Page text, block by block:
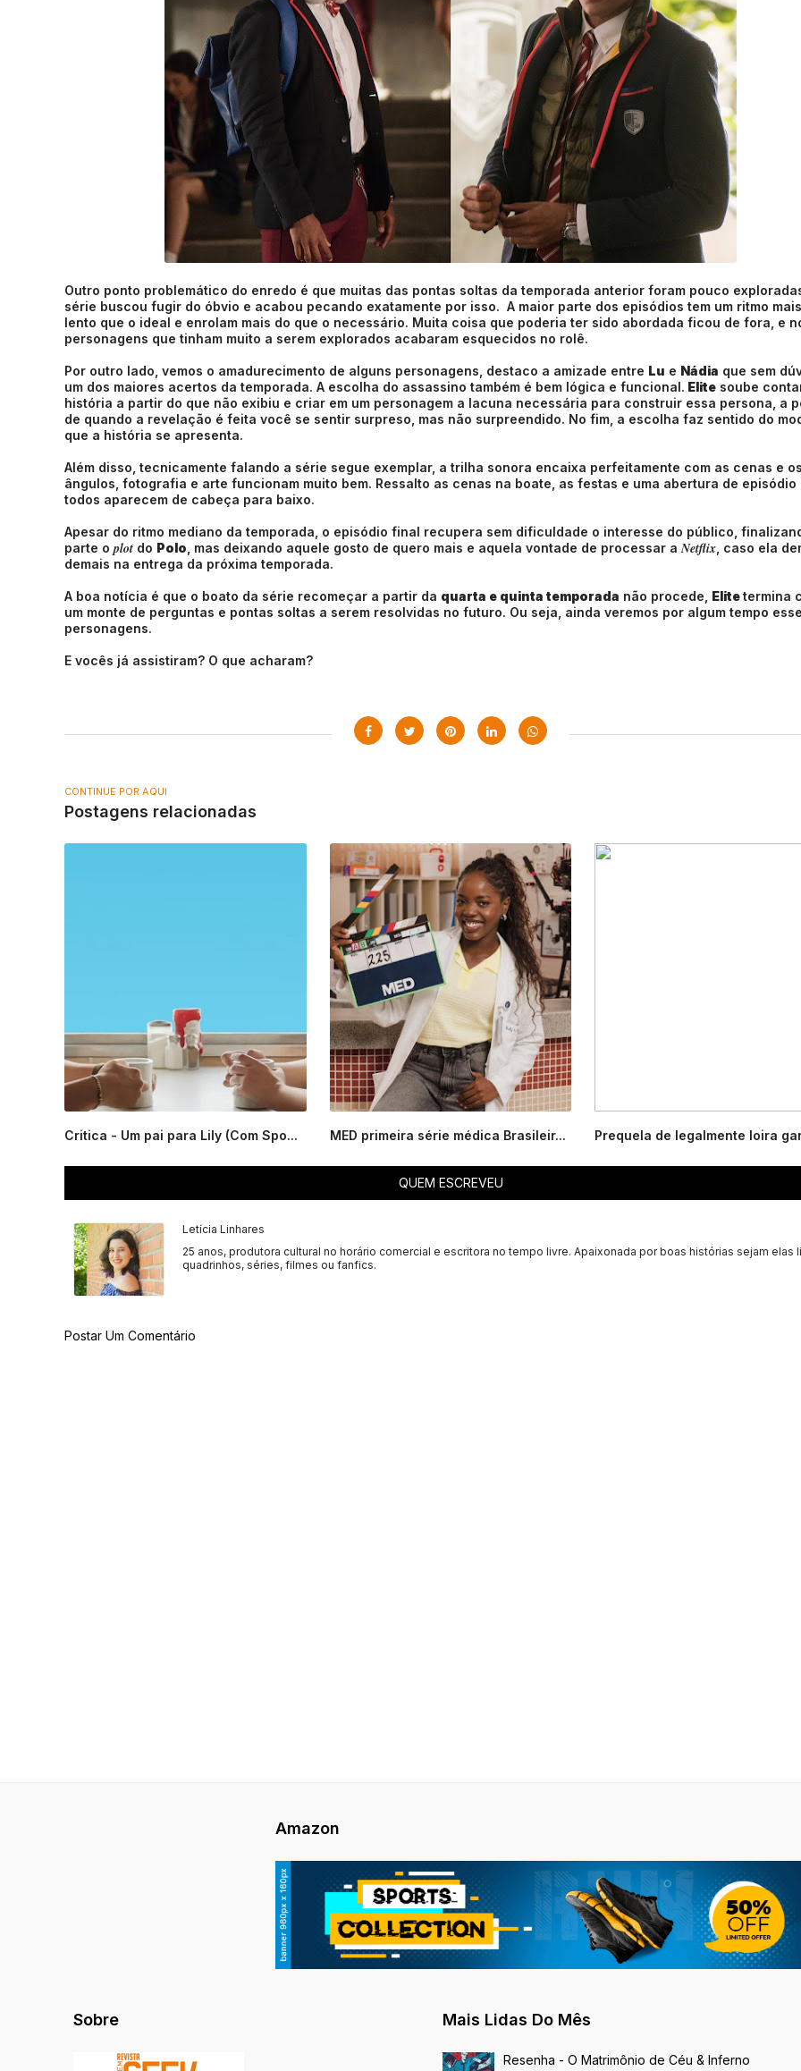
Outro ponto problemático do enredo é que muitas das pontas soltas da temporada anterior foram pouco
série buscou fugir do óbvio e acabou pecando exatamente por isso. A maior parte dos episódios tem um ritmo mais
lento que o ideal e enrolam mais do que o necessário. Muita coisa que poderia ter sido abordada ficou de fora, e
personagens que tinham muito a serem explorados acabaram esquecidos no rolê.
Por outro lado, vemos o amadurecimento de alguns personagens, destaco a amizade entre Lu e Nádia que sem
um dos maiores acertos da temporada. A escolha do assassino também é bem lógica e funcional. Elite soube
história a partir do que não exibiu e criar em um personagem a lacuna necessária para construir essa persona, a
de quando a revelação é feita você se sentir surpreso, mas não surpreendido. No fim, a escolha faz sentido do
que a história se apresenta.
Além disso, tecnicamente falando a série segue exemplar, a trilha sonora encaixa perfeitamente com as cenas e os
ângulos, fotografia e arte funcionam muito bem. Ressalto as cenas na boate, as festas e uma abertura de episódio
todos aparecem de cabeça para baixo.
Apesar do ritmo mediano da temporada, o episódio final recupera sem dificuldade o interesse do público,
parte o plot do Polo , mas deixando aquele gosto de quero mais e aquela vontade de processar a Netflix , caso ela
demais na entrega da próxima temporada.
A boa notícia é que o boato da série recomeçar a partir da quarta e quinta temporada não procede, Elitetermina
um monte de perguntas e pontas soltas a serem resolvidas no futuro. Ou seja, ainda veremos por algum tempo
personagens.
E vocês já assistiram? O que acharam?
CONTINUE POR AQUI
Postagens relacionadas
Critica - Um pai para Lily (Com Spo... MED primeira série médica Brasileir... Prequela de legalmente loira
QUEM ESCREVEU
Letícia Linhares
25 anos, produtora cultural no horário comercial e escritora no tempo livre. Apaixonada por boas histórias sejam elas
quadrinhos, séries, filmes ou fanfics.
Postar Um Comentário
Amazon
Sobre Mais Lidas Do Mês
Resenha - O Matrimônio de Céu & Inferno